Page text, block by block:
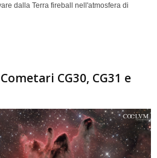
dalla Terra fireball nell'atmosfera di
CG30, CG31 e